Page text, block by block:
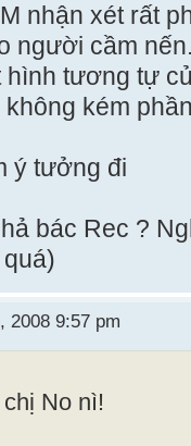
nhận xét rất
người cầm
hình tương tự
kém
ý tưởng đi
bác Rec ?
2008 9:57 pm
No nì!